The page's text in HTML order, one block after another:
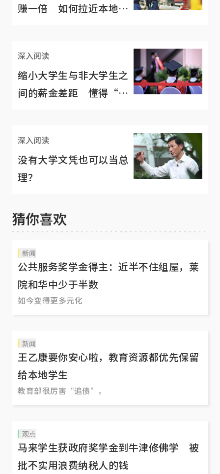
赚一倍 如何拉近本地蓝
深入阅读
缩小大学生与非大学生之
间的薪金差距 懂得“做
深入阅读
没有大学文凭也可以当总
理？
猜你喜欢
新闻
公共服务奖学金得主：近半不住组屋，莱
院和华中少于半数
如今变得更多元化
新闻
王乙康要你安心啦，教育资源都优先保留
给本地学生
教育部很厉害“追债”。
观点
马来学生获政府奖学金到牛津修佛学 被
批不实用浪费纳税人的钱